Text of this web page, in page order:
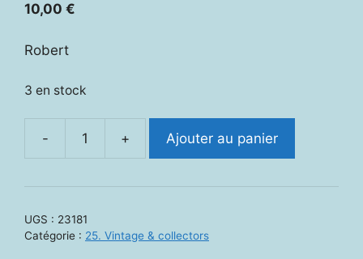
10,00 €
Robert
3 en stock
-
quantité
Rol
+ Ajouter au panier
UGS : 23181
Catégorie : 25. Vintage & collectors